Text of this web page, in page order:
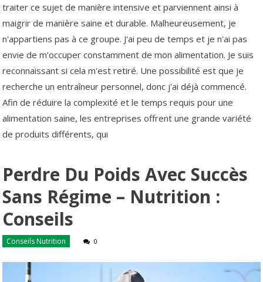
traiter ce sujet de manière intensive et parviennent ainsi à
maigrir de manière saine et durable. Malheureusement, je
n'appartiens pas à ce groupe. J'ai peu de temps et je n'ai pas
envie de m'occuper constamment de mon alimentation. Je suis
reconnaissant si cela m'est retiré. Une possibilité est que je
recherche un entraîneur personnel, donc j'ai déjà commencé.
Afin de réduire la complexité et le temps requis pour une
alimentation saine, les entreprises offrent une grande variété
de produits différents, qui
Perdre Du Poids Avec Succès
Sans Régime – Nutrition :
Conseils
Conseils Nutrition 0